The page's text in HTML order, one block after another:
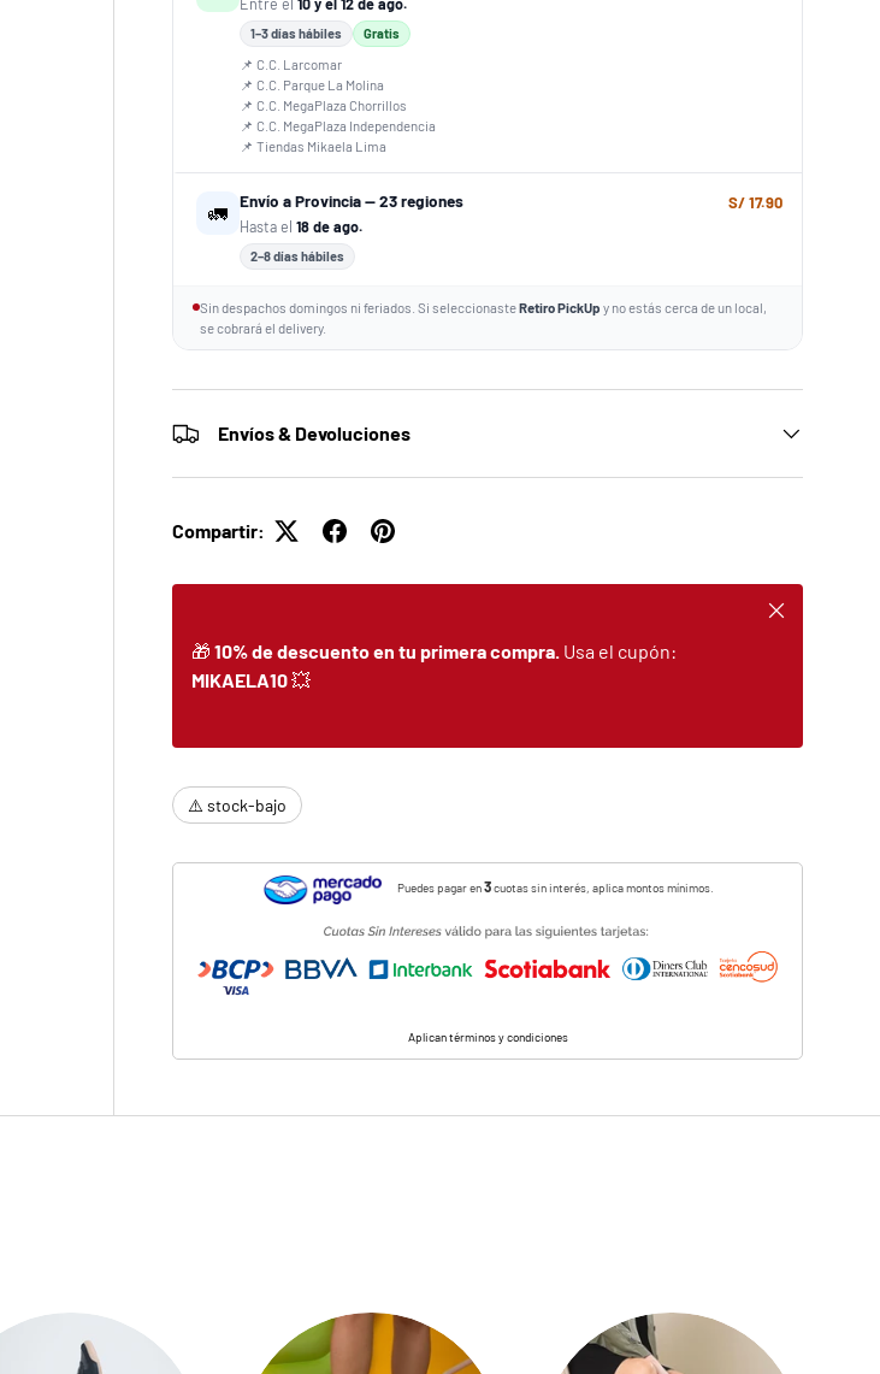
1–3 días hábiles Gratis
📌 C.C. Larcomar
📌 C.C. Parque La Molina
📌 C.C. MegaPlaza Chorrillos
📌 C.C. MegaPlaza Independencia
📌 Tiendas Mikaela Lima
🚛
Envío a Provincia — 23 regiones
Hasta el18 de ago.
2–8 días hábiles
S/ 17.90
Sin despachos domingos ni feriados. Si seleccionasteRetiro PickUp y no estás cerca de un local,
se cobrará el delivery.
Envíos & Devoluciones
Compartir:
🎁10% de descuento en tu primera compra. Usa el cupón:
MIKAELA10💥
Cerrar
⚠️ stock-bajo
Puedes pagar en3cuotas sin interés, aplica montos mínimos.
Aplican términos y condiciones